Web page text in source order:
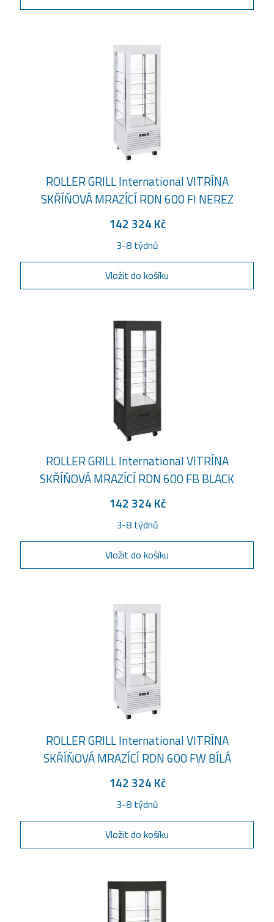
ROLLER GRILL International VITRÍNA
SKŘÍŇOVÁ MRAZÍCÍ RDN 600 FI NEREZ
142 324 Kč
3-8 týdnů
Vložit do košíku
ROLLER GRILL International VITRÍNA
SKŘÍŇOVÁ MRAZÍCÍ RDN 600 FB BLACK
142 324 Kč
3-8 týdnů
Vložit do košíku
ROLLER GRILL International VITRÍNA
SKŘÍŇOVÁ MRAZÍCÍ RDN 600 FW BÍLÁ
142 324 Kč
3-8 týdnů
Vložit do košíku